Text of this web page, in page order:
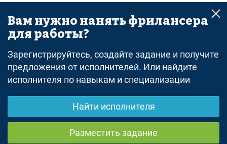
Помощь
Поиск
Оферта
Политика конфиденциальности
Дисклеймер о ЗоЗПП
Отказ от ответственности
Вам нужно нанять фрилансера
для работы?
Зарегистрируйтесь, создайте задание и получите
предложения от исполнителей. Или найдите
исполнителя по навыкам и специализации
Найти исполнителя
Разместить задание